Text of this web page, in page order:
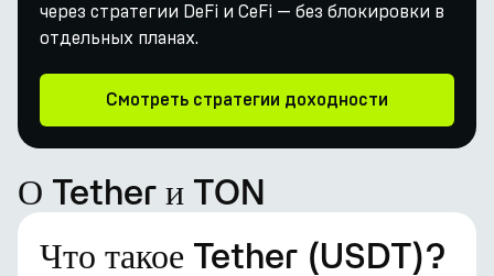
через стратегии DeFi и CeFi — без блокировки в
отдельных планах.
Смотреть стратегии доходности
О Tether и TON
Что такое Tether (USDT)?